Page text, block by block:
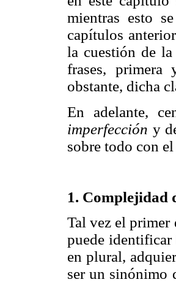
mientras esto
capítulos
la cuestión de la
frases,
obstante, dicha
En adelante,
imperfección y
sobre todo con
1. Complejidad
Tal vez el primer
puede
en plural,
ser un sinónimo